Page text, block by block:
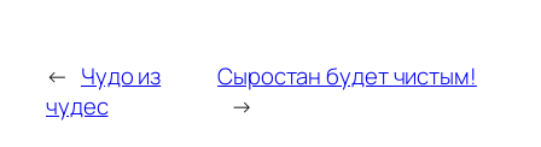
← Чудо из
чудес
Сыростан будет чистым!
→